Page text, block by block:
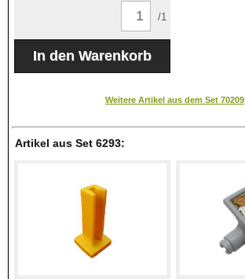
/1
Weitere Artikel aus dem Set 70209
Artikel aus Set 6293: